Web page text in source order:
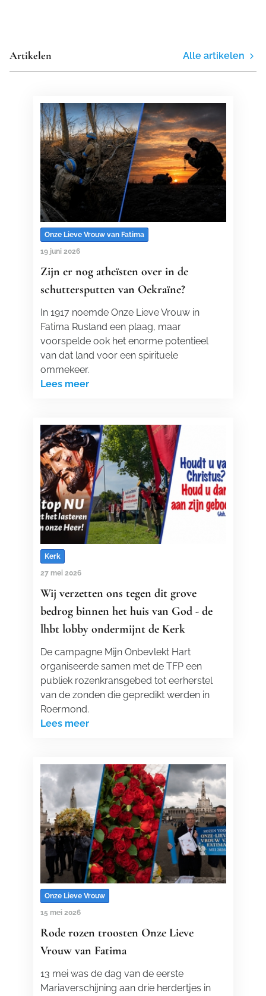
Artikelen Alle artikelen
Onze Lieve Vrouw van Fatima
19 juni 2026
Zijn er nog atheïsten over in de
schuttersputten van Oekraïne?
In 1917 noemde Onze Lieve Vrouw in
Fatima Rusland een plaag, maar
voorspelde ook het enorme potentieel
van dat land voor een spirituele
ommekeer.
Lees meer
Kerk
27 mei 2026
Wij verzetten ons tegen dit grove
bedrog binnen het huis van God - de
lhbt lobby ondermijnt de Kerk
De campagne Mijn Onbevlekt Hart
organiseerde samen met de TFP een
publiek rozenkransgebed tot eerherstel
van de zonden die gepredikt werden in
Roermond.
Lees meer
Onze Lieve Vrouw
15 mei 2026
Rode rozen troosten Onze Lieve
Vrouw van Fatima
13 mei was de dag van de eerste
Mariaverschijning aan drie herdertjes in